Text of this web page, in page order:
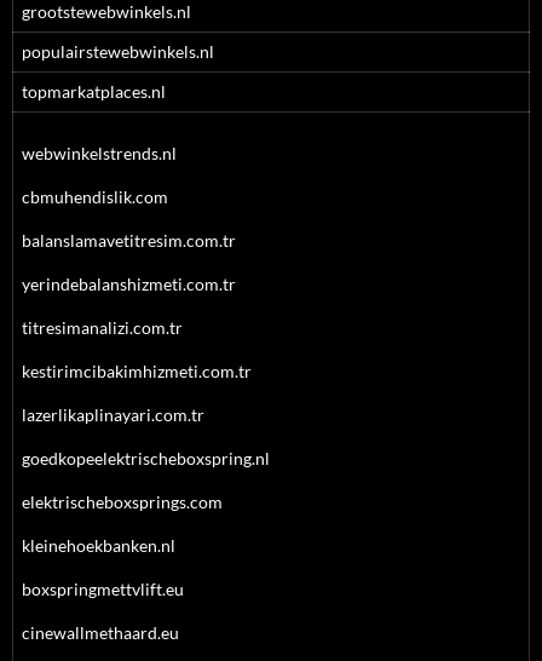
grootstewebwinkels.nl
populairstewebwinkels.nl
topmarkatplaces.nl
webwinkelstrends.nl
cbmuhendislik.com
balanslamavetitresim.com.tr
yerindebalanshizmeti.com.tr
titresimanalizi.com.tr
kestirimcibakimhizmeti.com.tr
lazerlikaplinayari.com.tr
goedkopeelektrischeboxspring.nl
elektrischeboxsprings.com
kleinehoekbanken.nl
boxspringmettvlift.eu
cinewallmethaard.eu